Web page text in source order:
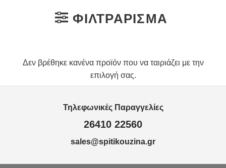
ΦΙΛΤΡΆΡΙΣΜΑ
Δεν βρέθηκε κανένα προϊόν που να ταιριάζει με την
επιλογή σας.
Τηλεφωνικές Παραγγελίες
26410 22560
sales@spitikouzina.gr